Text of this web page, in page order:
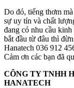
Do đó, tiếng thơm
sự uy tín và chất
đang có nhu cầu
bắt đầu từ đâu thì
Hanatech 036 912
Cảm ơn các bạn đã
CÔNG TY TNHH
HANATECH